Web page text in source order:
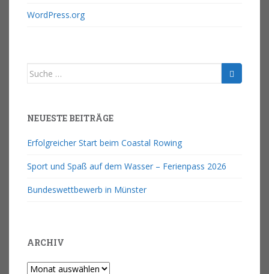
WordPress.org
NEUESTE BEITRÄGE
Erfolgreicher Start beim Coastal Rowing
Sport und Spaß auf dem Wasser – Ferienpass 2026
Bundeswettbewerb in Münster
ARCHIV